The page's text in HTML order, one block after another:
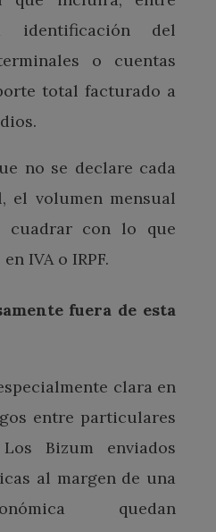
del
o cuentas
total facturado a
no se declare cada
el volumen mensual
cuadrar con lo que
IVA o IRPF.
fuera de esta
clara en
entre particulares
Bizum enviados
al margen de una
quedan